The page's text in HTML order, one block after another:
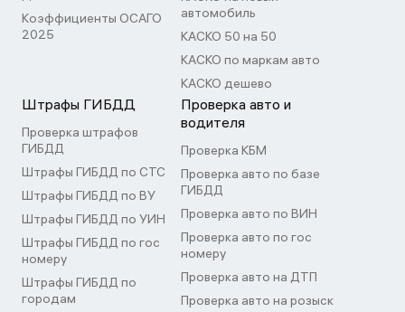
Коэффициенты ОСАГО
2025
автомобиль
КАСКО 50 на 50
КАСКО по маркам авто
КАСКО дешево
Штрафы ГИБДД
Проверка штрафов
ГИБДД
Штрафы ГИБДД по СТС
Штрафы ГИБДД по ВУ
Штрафы ГИБДД по УИН
Штрафы ГИБДД по гос
номеру
Штрафы ГИБДД по
городам
Проверка авто и
водителя
Проверка КБМ
Проверка авто по базе
ГИБДД
Проверка авто по ВИН
Проверка авто по гос
номеру
Проверка авто на ДТП
Проверка авто на розыск